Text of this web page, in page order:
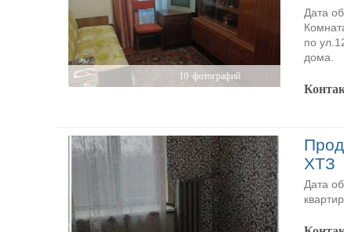
фотографий
10
Дата
по
дома.
ХТЗ
Дата